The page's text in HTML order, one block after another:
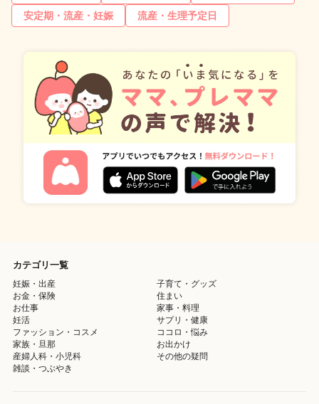
安定期・流産・妊娠
流産・生理予定日
カテゴリ一覧
妊娠・出産
子育て・グッズ
お金・保険
住まい
お仕事
家事・料理
妊活
サプリ・健康
ファッション・コスメ
ココロ・悩み
家族・旦那
お出かけ
産婦人科・小児科
その他の疑問
雑談・つぶやき